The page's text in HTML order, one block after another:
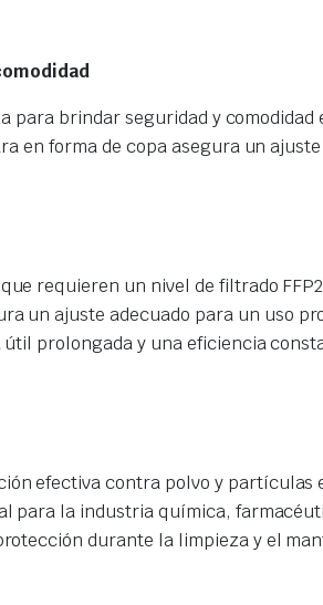
para brindar seguridad y
en forma de copa asegura un
requieren un nivel de filtrado
un ajuste adecuado para un uso
útil prolongada y una eficiencia
efectiva contra polvo y partículas
para la industria química,
durante la limpieza y el